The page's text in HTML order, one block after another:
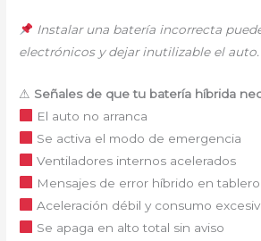
Instalar una batería incorrecta
electrónicos y dejar inutilizable el auto.
⚠ Señales de que tu batería híbrida
El auto no arranca
Se activa el modo de emergencia
Ventiladores internos acelerados
Mensajes de error híbrido en tablero
Aceleración débil y consumo
Se apaga en alto total sin aviso